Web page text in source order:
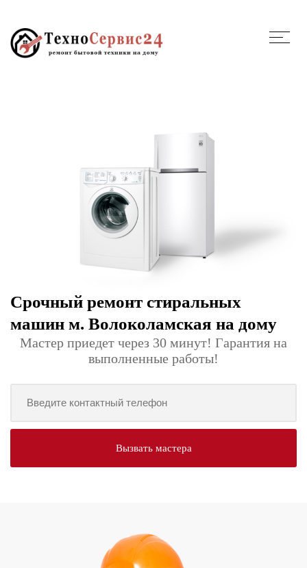
Срочный ремонт стиральных
машин м. Волоколамская на дому
Мастер приедет через 30 минут! Гарантия на